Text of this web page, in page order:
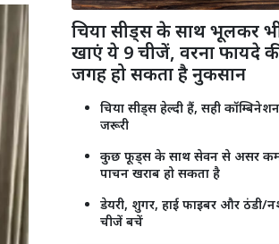
चिया सीड्स के साथ भूलकर
खाएं ये 9 चीजें, वरना फायदे
जगह हो सकता है नुकसान
चिया सीड्स हेल्दी हैं, सही कॉम्बिनेशन
जरूरी
कुछ फूड्स के साथ सेवन से असर
पाचन खराब हो सकता है
डेयरी, शुगर, हाई फाइबर और ठंडी/
चीजें बचें